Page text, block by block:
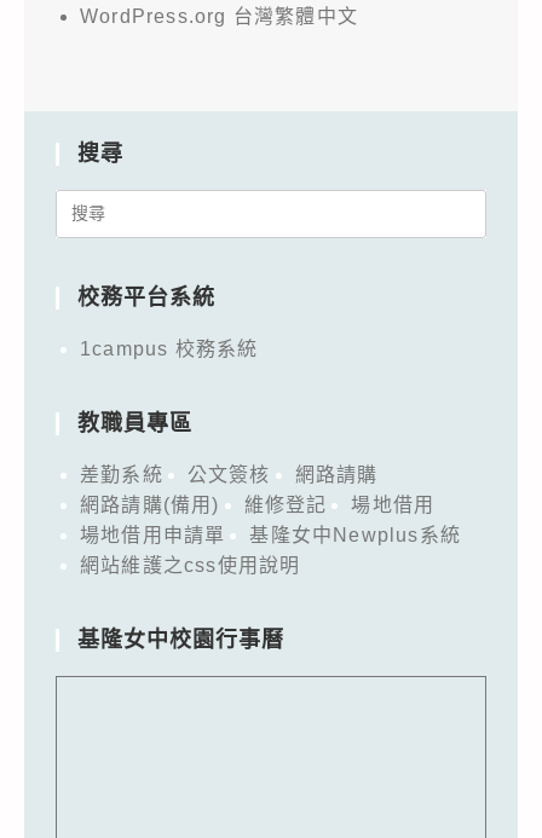
WordPress.org 台灣繁體中文
搜尋
Search
校務平台系統
1campus 校務系統
教職員專區
差勤系統 公文簽核
網路請購
網路請購(備用)
維修登記
場地借用
場地借用申請單
基隆女中Newplus系統
網站維護之css使用說明
基隆女中校園行事曆